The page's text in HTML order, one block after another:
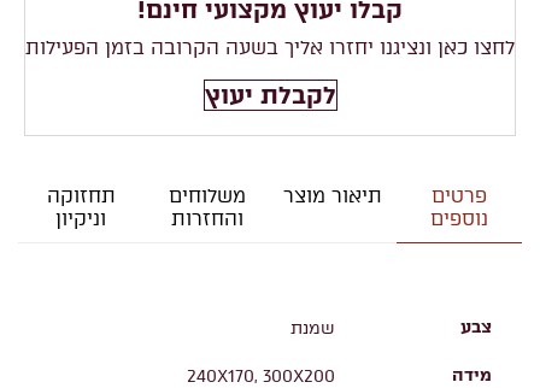
קבלו יעוץ מקצועי חינם!
לחצו כאן ונציגנו יחזרו אליך בשעה הקרובה בזמן הפעילות
לקבלת יעוץ
פרטים
נוספים
תיאור מוצר
משלוחים
והחזרות
תחזוקה
וניקיון
צבע שמנת
מידה 240X170, 300X200